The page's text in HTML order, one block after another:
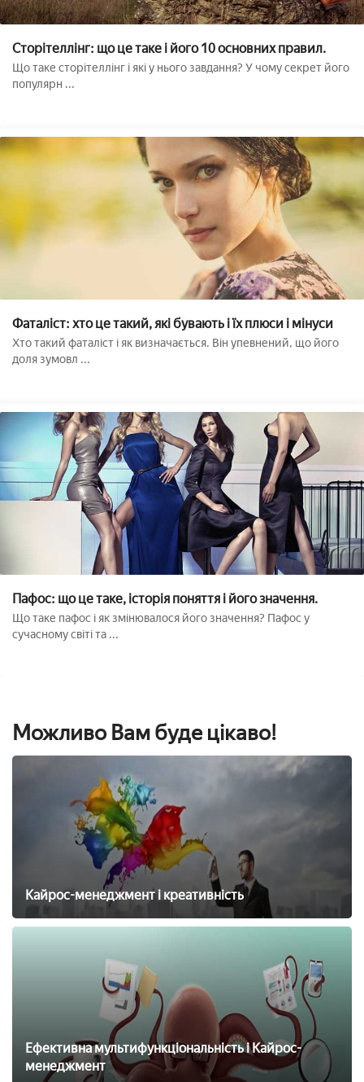
Сторітеллінг: що це таке і його 10 основних правил.
Що таке сторітеллінг і які у нього завдання? У чому секрет його
популярн ...
Фаталіст: хто це такий, які бувають і їх плюси і мінуси
Хто такий фаталіст і як визначається. Він упевнений, що його
доля зумовл ...
Пафос: що це таке, історія поняття і його значення.
Що таке пафос і як змінювалося його значення? Пафос у
сучасному світі та ...
Можливо Вам буде цікаво!
Кайрос-менеджмент і креативність
Ефективна мультифункціональність і Кайрос-
менеджмент